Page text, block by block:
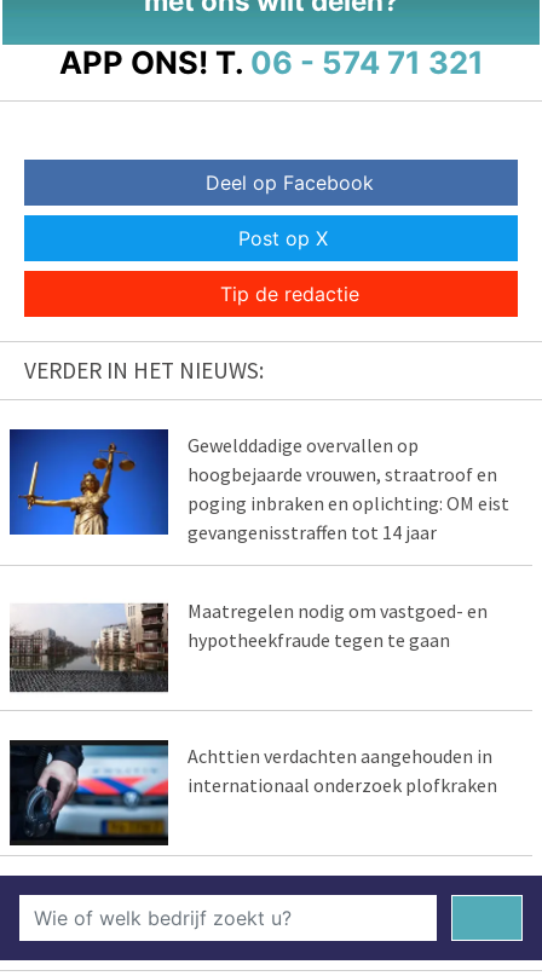
APP ONS! T. 06 - 574 71 321
Deel op Facebook
Post op X
Tip de redactie
VERDER IN HET NIEUWS:
Gewelddadige overvallen op
hoogbejaarde vrouwen, straatroof en
poging inbraken en oplichting: OM eist
gevangenisstraffen tot 14 jaar
Maatregelen nodig om vastgoed- en
hypotheekfraude tegen te gaan
Achttien verdachten aangehouden in
internationaal onderzoek plofkraken